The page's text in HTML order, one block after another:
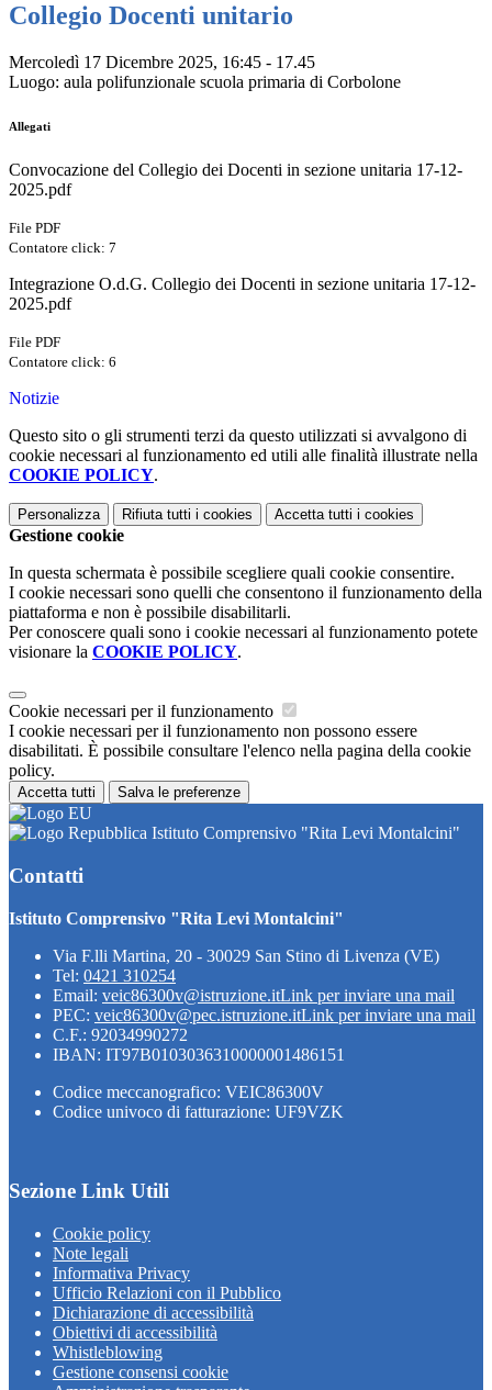
Collegio Docenti unitario
Mercoledì 17 Dicembre 2025, 16:45 - 17.45
Luogo: aula polifunzionale scuola primaria di Corbolone
Allegati
Convocazione del Collegio dei Docenti in sezione unitaria 17-12-
2025.pdf
File PDF
Contatore click: 7
Integrazione O.d.G. Collegio dei Docenti in sezione unitaria 17-12-
2025.pdf
File PDF
Contatore click: 6
Notizie
Questo sito o gli strumenti terzi da questo utilizzati si avvalgono di
cookie necessari al funzionamento ed utili alle finalità illustrate nella
COOKIE POLICY.
Personalizza Rifiuta tutti i cookies Accetta tutti i cookies
Gestione cookie
In questa schermata è possibile scegliere quali cookie consentire.
I cookie necessari sono quelli che consentono il funzionamento della
piattaforma e non è possibile disabilitarli.
Per conoscere quali sono i cookie necessari al funzionamento potete
visionare la COOKIE POLICY.
Cookie necessari per il funzionamento
I cookie necessari per il funzionamento non possono essere
disabilitati. È possibile consultare l'elenco nella pagina della cookie
policy.
Accetta tutti Salva le preferenze
Istituto Comprensivo "Rita Levi Montalcini"
Contatti
Istituto Comprensivo "Rita Levi Montalcini"
Via F.lli Martina, 20 - 30029 San Stino di Livenza (VE)
Tel: 0421 310254
Email: veic86300v@istruzione.itLink per inviare una mail
PEC: veic86300v@pec.istruzione.itLink per inviare una mail
C.F.: 92034990272
IBAN: IT97B0103036310000001486151
Codice meccanografico: VEIC86300V
Codice univoco di fatturazione: UF9VZK
Sezione Link Utili
Cookie policy
Note legali
Informativa Privacy
Ufficio Relazioni con il Pubblico
Dichiarazione di accessibilità
Obiettivi di accessibilità
Whistleblowing
Gestione consensi cookie